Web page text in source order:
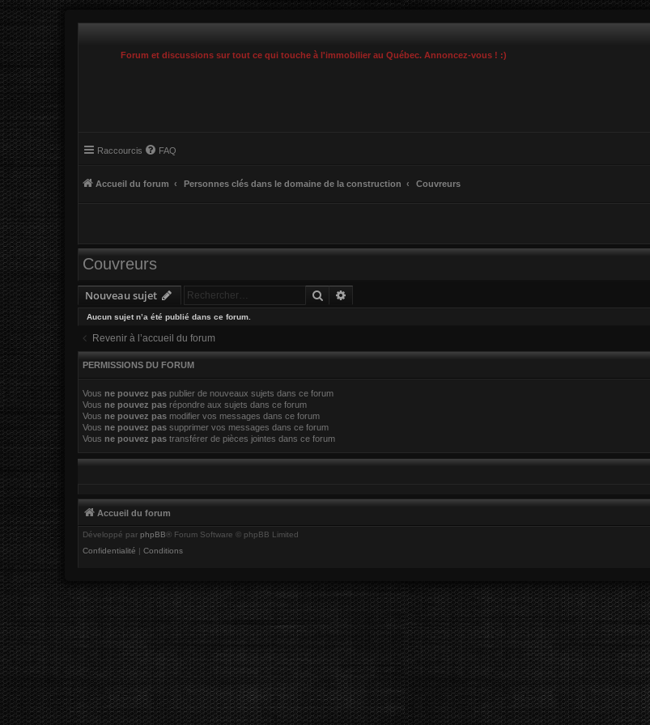
Forum et discussions sur tout ce qui touche à l'immobilier au Québec. Annoncez-vous ! :)
Raccourcis FAQ
Accueil du forum Personnes clés dans le domaine de la construction Couvreurs
Couvreurs
Nouveau sujet Rechercher
Aucun sujet n’a été publié dans ce forum.
Revenir à l’accueil du forum
PERMISSIONS DU FORUM
Vous ne pouvez pas publier de nouveaux sujets dans ce forum
Vous ne pouvez pas répondre aux sujets dans ce forum
Vous ne pouvez pas modifier vos messages dans ce forum
Vous ne pouvez pas supprimer vos messages dans ce forum
Vous ne pouvez pas transférer de pièces jointes dans ce forum
Accueil du forum
Développé par phpBB® Forum Software © phpBB Limited
Confidentialité | Conditions